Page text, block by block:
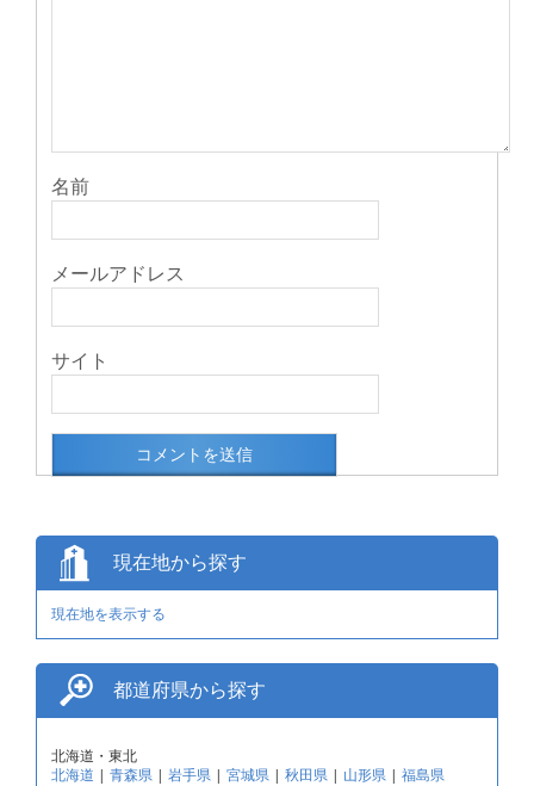
名前
メールアドレス
サイト
現在地から探す
現在地を表示する
都道府県から探す
北海道・東北
北海道 | 青森県 | 岩手県 | 宮城県 | 秋田県 | 山形県 | 福島県